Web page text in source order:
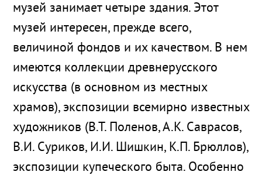
музей занимает четыре здания. Этот
музей интересен, прежде всего,
величиной фондов и их качеством. В нем
имеются коллекции древнерусского
искусства (в основном из местных
храмов), экспозиции всемирно известных
художников (В.Т. Поленов, А.К. Саврасов,
В.И. Суриков, И.И. Шишкин, К.П. Брюллов),
экспозиции купеческого быта. Особенно